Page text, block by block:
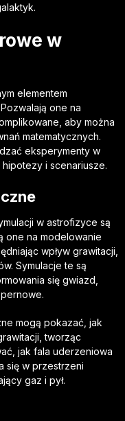
w
elementem
one na
aby można
matematycznych.
eksperymenty w
i scenariusze.
w astrofizyce są
one na modelowanie
wpływ grawitacji,
Symulacje te są
się gwiazd,
mogą pokazać, jak
tworząc
jak fala uderzeniowa
się w przestrzeni
gaz i pył.